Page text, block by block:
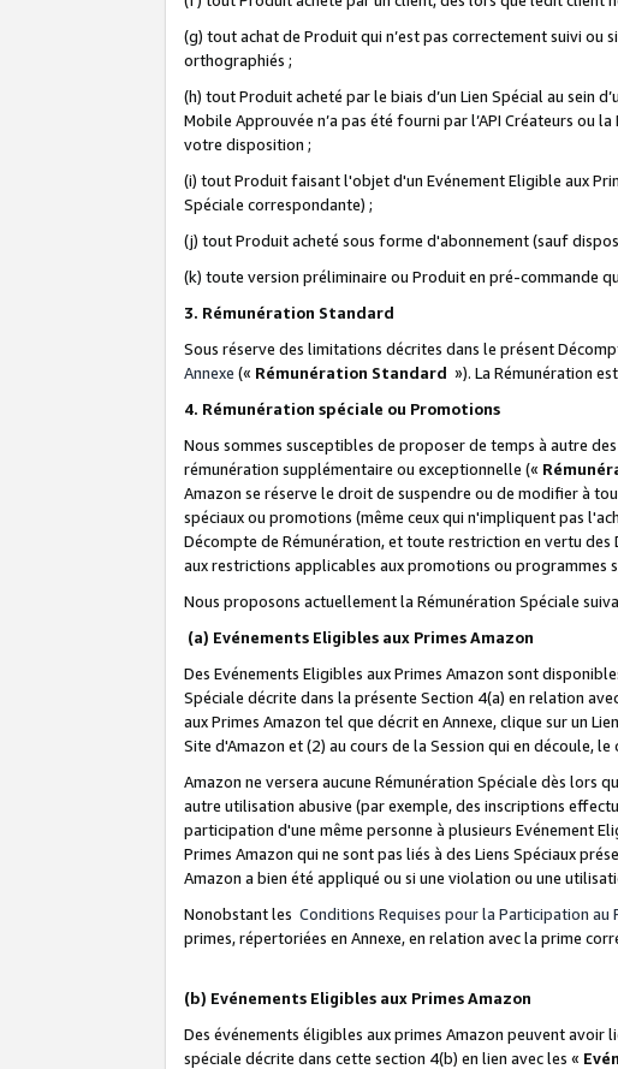
(g) tout achat de Produit qui n’est pas correctement suivi ou
orthographiés ;
(h) tout Produit acheté par le biais d’un Lien Spécial au sein
Mobile Approuvée n’a pas été fourni par l’API Créateurs ou
votre disposition ;
(i) tout Produit faisant l'objet d'un Evénement Eligible aux
Spéciale correspondante) ;
(j) tout Produit acheté sous forme d'abonnement (sauf
(k) toute version préliminaire ou Produit en pré-commande
3. Rémunération Standard
Sous réserve des limitations décrites dans le présent
Annexe (« Rémunération Standard »). La Rémunération
4. Rémunération spéciale ou Promotions
Nous sommes susceptibles de proposer de temps à autre
rémunération supplémentaire ou exceptionnelle («
Amazon se réserve le droit de suspendre ou de modifier à
spéciaux ou promotions (même ceux qui n'impliquent pas
Décompte de Rémunération, et toute restriction en vertu
aux restrictions applicables aux promotions ou programmes
Nous proposons actuellement la Rémunération Spéciale
(a) Evénements Eligibles aux Primes Amazon
Des Evénements Eligibles aux Primes Amazon sont
Spéciale décrite dans la présente Section 4(a) en relation
aux Primes Amazon tel que décrit en Annexe, clique sur un
Site d'Amazon et (2) au cours de la Session qui en découle,
Amazon ne versera aucune Rémunération Spéciale dès lors
autre utilisation abusive (par exemple, des inscriptions
participation d'une même personne à plusieurs Evénement
Primes Amazon qui ne sont pas liés à des Liens Spéciaux
Amazon a bien été appliqué ou si une violation ou une
Nonobstant les Conditions Requises pour la Participation au
primes, répertoriées en Annexe, en relation avec la prime
(b) Evénements Eligibles aux Primes Amazon
Des événements éligibles aux primes Amazon peuvent avoir
spéciale décrite dans cette section 4(b) en lien avec les «